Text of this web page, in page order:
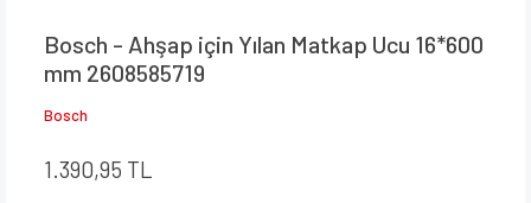
Bosch - Ahşap için Yılan Matkap Ucu 16*600
mm 2608585719
Bosch
1.390,95 TL